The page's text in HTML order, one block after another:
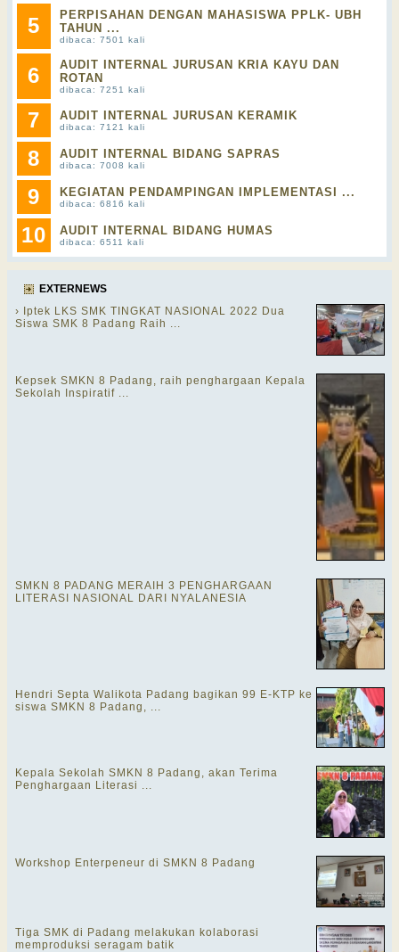
5
PERPISAHAN DENGAN MAHASISWA PPLK- UBH
TAHUN ...
dibaca: 7501 kali
6
AUDIT INTERNAL JURUSAN KRIA KAYU DAN
ROTAN
dibaca: 7251 kali
7 AUDIT INTERNAL JURUSAN KERAMIK
dibaca: 7121 kali
8 AUDIT INTERNAL BIDANG SAPRAS
dibaca: 7008 kali
9 KEGIATAN PENDAMPINGAN IMPLEMENTASI ...
dibaca: 6816 kali
10 AUDIT INTERNAL BIDANG HUMAS
dibaca: 6511 kali
EXTERNEWS
› Iptek LKS SMK TINGKAT NASIONAL 2022 Dua
Siswa SMK 8 Padang Raih ...
Kepsek SMKN 8 Padang, raih penghargaan Kepala
Sekolah Inspiratif ...
SMKN 8 PADANG MERAIH 3 PENGHARGAAN
LITERASI NASIONAL DARI NYALANESIA
Hendri Septa Walikota Padang bagikan 99 E-KTP ke
siswa SMKN 8 Padang, ...
Kepala Sekolah SMKN 8 Padang, akan Terima
Penghargaan Literasi ...
Workshop Enterpeneur di SMKN 8 Padang
Tiga SMK di Padang melakukan kolaborasi
memproduksi seragam batik